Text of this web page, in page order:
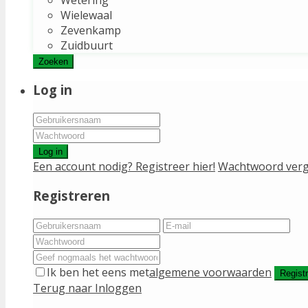
Wielewaal
Zevenkamp
Zuidbuurt
Zoeken
Log in
Log in
Een account nodig? Registreer hier! Wachtwoord
Registreren
Ik ben het eens metalgemene voorwaarden
Terug naar Inloggen